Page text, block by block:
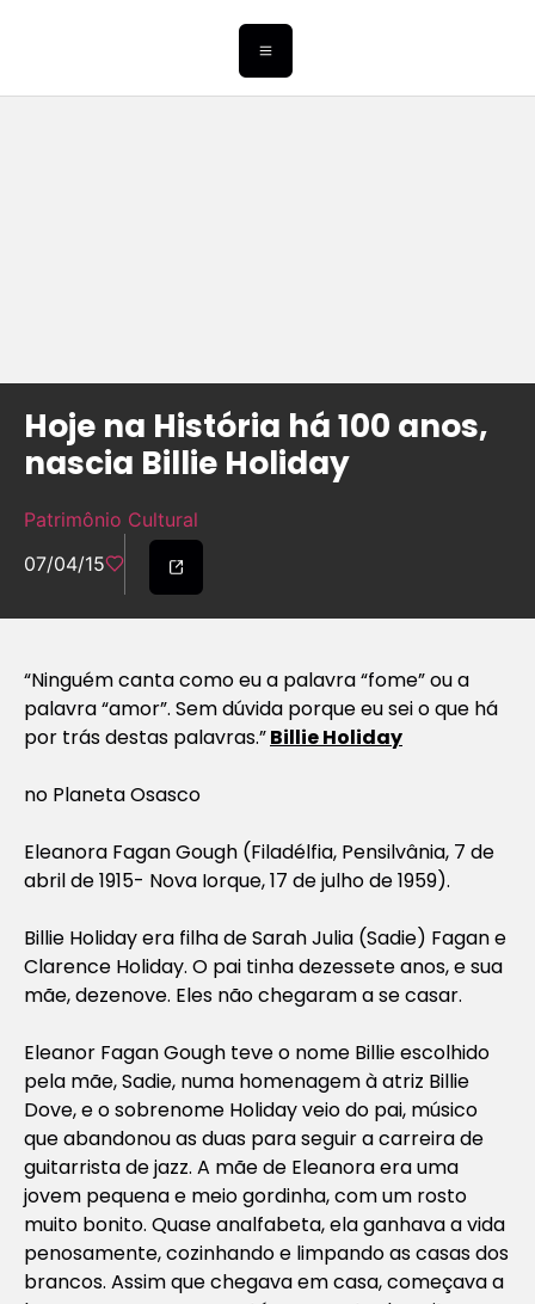
Hoje na História há 100 anos,
nascia Billie Holiday
Patrimônio Cultural
07/04/15
“Ninguém canta como eu a palavra “fome” ou a
palavra “amor”. Sem dúvida porque eu sei o que há
por trás destas palavras.”Billie Holiday
no Planeta Osasco
Eleanora Fagan Gough (Filadélfia, Pensilvânia, 7 de
abril de 1915- Nova Iorque, 17 de julho de 1959).
Billie Holiday era filha de Sarah Julia (Sadie) Fagan e
Clarence Holiday. O pai tinha dezessete anos, e sua
mãe, dezenove. Eles não chegaram a se casar.
Eleanor Fagan Gough teve o nome Billie escolhido
pela mãe, Sadie, numa homenagem à atriz Billie
Dove, e o sobrenome Holiday veio do pai, músico
que abandonou as duas para seguir a carreira de
guitarrista de jazz. A mãe de Eleanora era uma
jovem pequena e meio gordinha, com um rosto
muito bonito. Quase analfabeta, ela ganhava a vida
penosamente, cozinhando e limpando as casas dos
brancos. Assim que chegava em casa, começava a